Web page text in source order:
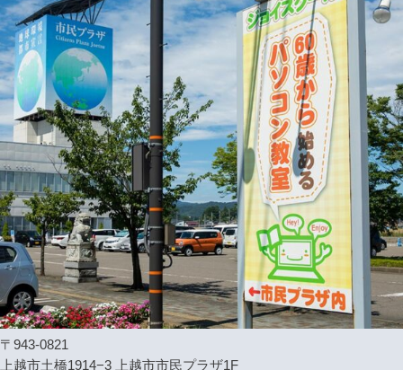
〒943-0821
上越市土橋1914−3 上越市市民プラザ1F